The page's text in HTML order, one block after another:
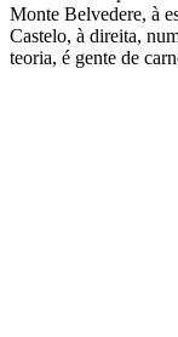
Monte Belvedere, à
Castelo, à direita,
teoria, é gente de